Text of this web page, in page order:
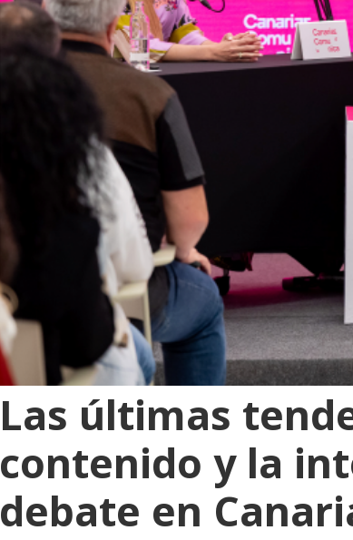
Las últimas
contenido y la
debate en